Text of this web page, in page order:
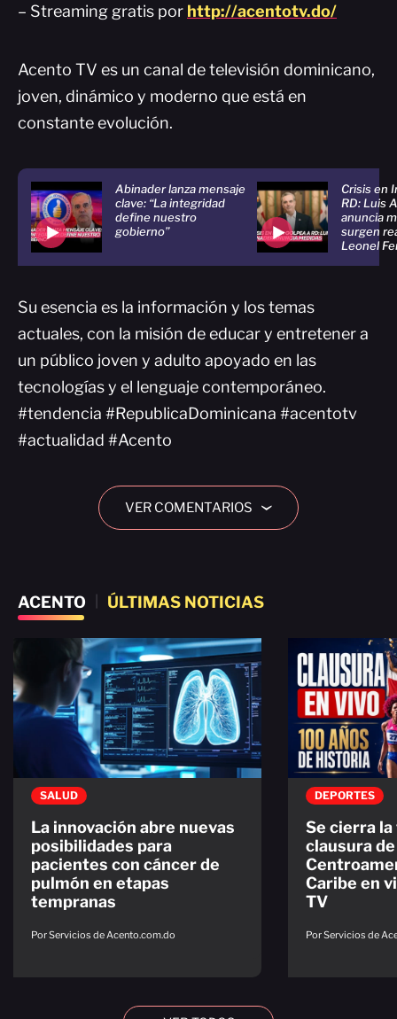
– Streaming gratis por http://acentotv.do/
Acento TV es un canal de televisión dominicano,
joven, dinámico y moderno que está en
constante evolución.
Abinader lanza mensaje
clave: “La integridad
define nuestro
gobierno”
Crisis en
RD: Luis
anuncia
surgen
Leonel
Su esencia es la información y los temas
actuales, con la misión de educar y entretener a
un público joven y adulto apoyado en las
tecnologías y el lenguaje contemporáneo.
#tendencia #RepublicaDominicana #acentotv
#actualidad #Acento
VER COMENTARIOS ›
ACENTO ÚLTIMAS NOTICIAS
SALUD
La innovación abre nuevas
posibilidades para
pacientes con cáncer de
pulmón en etapas
tempranas
Por Servicios de Acento.com.do
DEPORTES
Se cierra
clausura
Caribe en
TV
Por Servicios de